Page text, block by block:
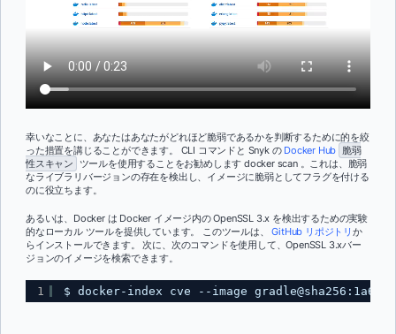
幸いなことに、あなたはあなたがどれほど脆弱であるかを判断するために的を絞
った措置を講じることができます。 CLI コマンドと Snyk の Docker Hub 脆弱
性スキャン
ツールを使用することをお勧めします docker scan 。これは、脆弱
なライブラリバージョンの存在を検出し、イメージに脆弱としてフラグを付ける
のに役立ちます。
あるいは、Docker は Docker イメージ内の OpenSSL 3.x を検出するための実験
的なローカル ツールを提供しています。 このツールは、GitHub リポジトリか
らインストールできます。 次に、次のコマンドを使用して、OpenSSL 3.xバー
ジョンのイメージを検索できます。
1 $ docker-index cve --image